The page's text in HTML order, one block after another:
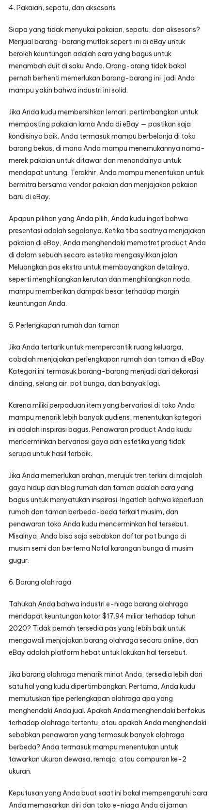
4. Pakaian, sepatu, dan aksesoris
Siapa yang tidak menyukai pakaian, sepatu, dan aksesoris?
Menjual barang-barang mutlak seperti ini di eBay untuk
beroleh keuntungan adalah cara yang bagus untuk
menambah duit di saku Anda. Orang-orang tidak bakal
pernah berhenti memerlukan barang-barang ini, jadi Anda
mampu yakin bahwa industri ini solid.
Jika Anda kudu membersihkan lemari, pertimbangkan untuk
memposting pakaian lama Anda di eBay — pastikan saja
kondisinya baik. Anda termasuk mampu berbelanja di toko
barang bekas, di mana Anda mampu menemukannya nama-
merek pakaian untuk ditawar dan menandainya untuk
mendapat untung. Terakhir, Anda mampu menentukan untuk
bermitra bersama vendor pakaian dan menjajakan pakaian
baru di eBay.
Apapun pilihan yang Anda pilih, Anda kudu ingat bahwa
presentasi adalah segalanya. Ketika tiba saatnya menjajakan
pakaian di eBay, Anda menghendaki memotret product Anda
di dalam sebuah secara estetika mengasyikkan jalan.
Meluangkan pas ekstra untuk membayangkan detailnya,
seperti menghilangkan kerutan dan menghilangkan noda,
mampu memberikan dampak besar terhadap margin
keuntungan Anda.
5. Perlengkapan rumah dan taman
Jika Anda tertarik untuk mempercantik ruang keluarga,
cobalah menjajakan perlengkapan rumah dan taman di eBay.
Kategori ini termasuk barang-barang menjadi dari dekorasi
dinding, selang air, pot bunga, dan banyak lagi.
Karena miliki perpaduan item yang bervariasi di toko Anda
mampu menarik lebih banyak audiens, menentukan kategori
ini adalah inspirasi bagus. Penawaran product Anda kudu
mencerminkan bervariasi gaya dan estetika yang tidak
serupa untuk hasil terbaik.
Jika Anda memerlukan arahan, merujuk tren terkini di majalah
gaya hidup dan blog rumah dan taman adalah cara yang
bagus untuk menyatukan inspirasi. Ingatlah bahwa keperluan
rumah dan taman berbeda-beda terkait musim, dan
penawaran toko Anda kudu mencerminkan hal tersebut.
Misalnya, Anda bisa saja sebabkan daftar pot bunga di
musim semi dan bertema Natal karangan bunga di musim
gugur.
6. Barang olah raga
Tahukah Anda bahwa industri e-niaga barang olahraga
mendapat keuntungan kotor $17.94 miliar terhadap tahun
2020? Tidak pernah tersedia pas yang lebih baik untuk
mengawali menjajakan barang olahraga secara online, dan
eBay adalah platform hebat untuk lakukan hal tersebut.
Jika barang olahraga menarik minat Anda, tersedia lebih dari
satu hal yang kudu dipertimbangkan. Pertama, Anda kudu
memutuskan tipe perlengkapan olahraga apa yang
menghendaki Anda jual. Apakah Anda menghendaki berfokus
terhadap olahraga tertentu, atau apakah Anda menghendaki
sebabkan penawaran yang termasuk banyak olahraga
berbeda? Anda termasuk mampu menentukan untuk
tawarkan ukuran dewasa, remaja, atau campuran ke-2
ukuran.
Keputusan yang Anda buat saat ini bakal mempengaruhi cara
Anda memasarkan diri dan toko e-niaga Anda di jaman